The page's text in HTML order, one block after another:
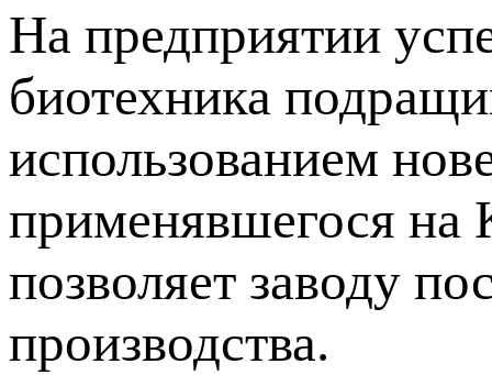
На предприятии
биотехника
использованием
применявшегося на
позволяет заводу
производства.